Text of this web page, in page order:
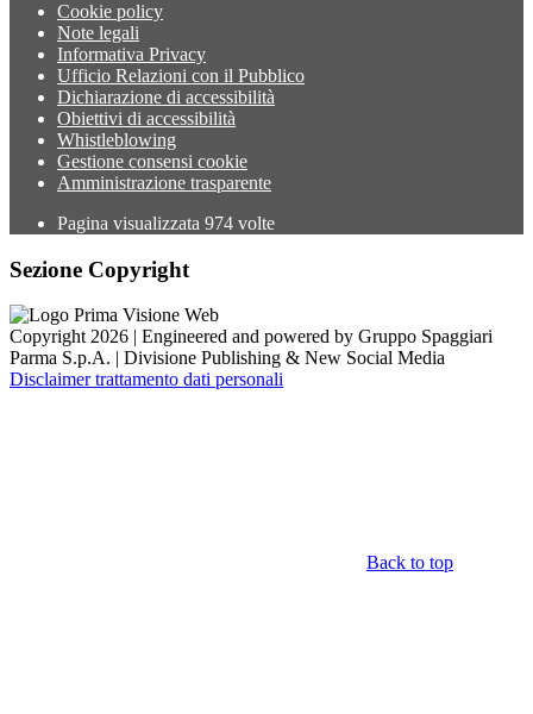
Cookie policy
Note legali
Informativa Privacy
Ufficio Relazioni con il Pubblico
Dichiarazione di accessibilità
Obiettivi di accessibilità
Whistleblowing
Gestione consensi cookie
Amministrazione trasparente
Pagina visualizzata 974 volte
Sezione Copyright
Copyright 2026 | Engineered and powered by Gruppo Spaggiari
Parma S.p.A. | Divisione Publishing & New Social Media
Disclaimer trattamento dati personali
Back to top